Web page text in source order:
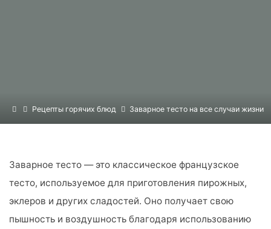
HomeРецепты горячих блюд Заварное тесто на все случаи жизни
Заварное тесто — это классическое французское
тесто, используемое для приготовления пирожных,
эклеров и других сладостей. Оно получает свою
пышность и воздушность благодаря использованию